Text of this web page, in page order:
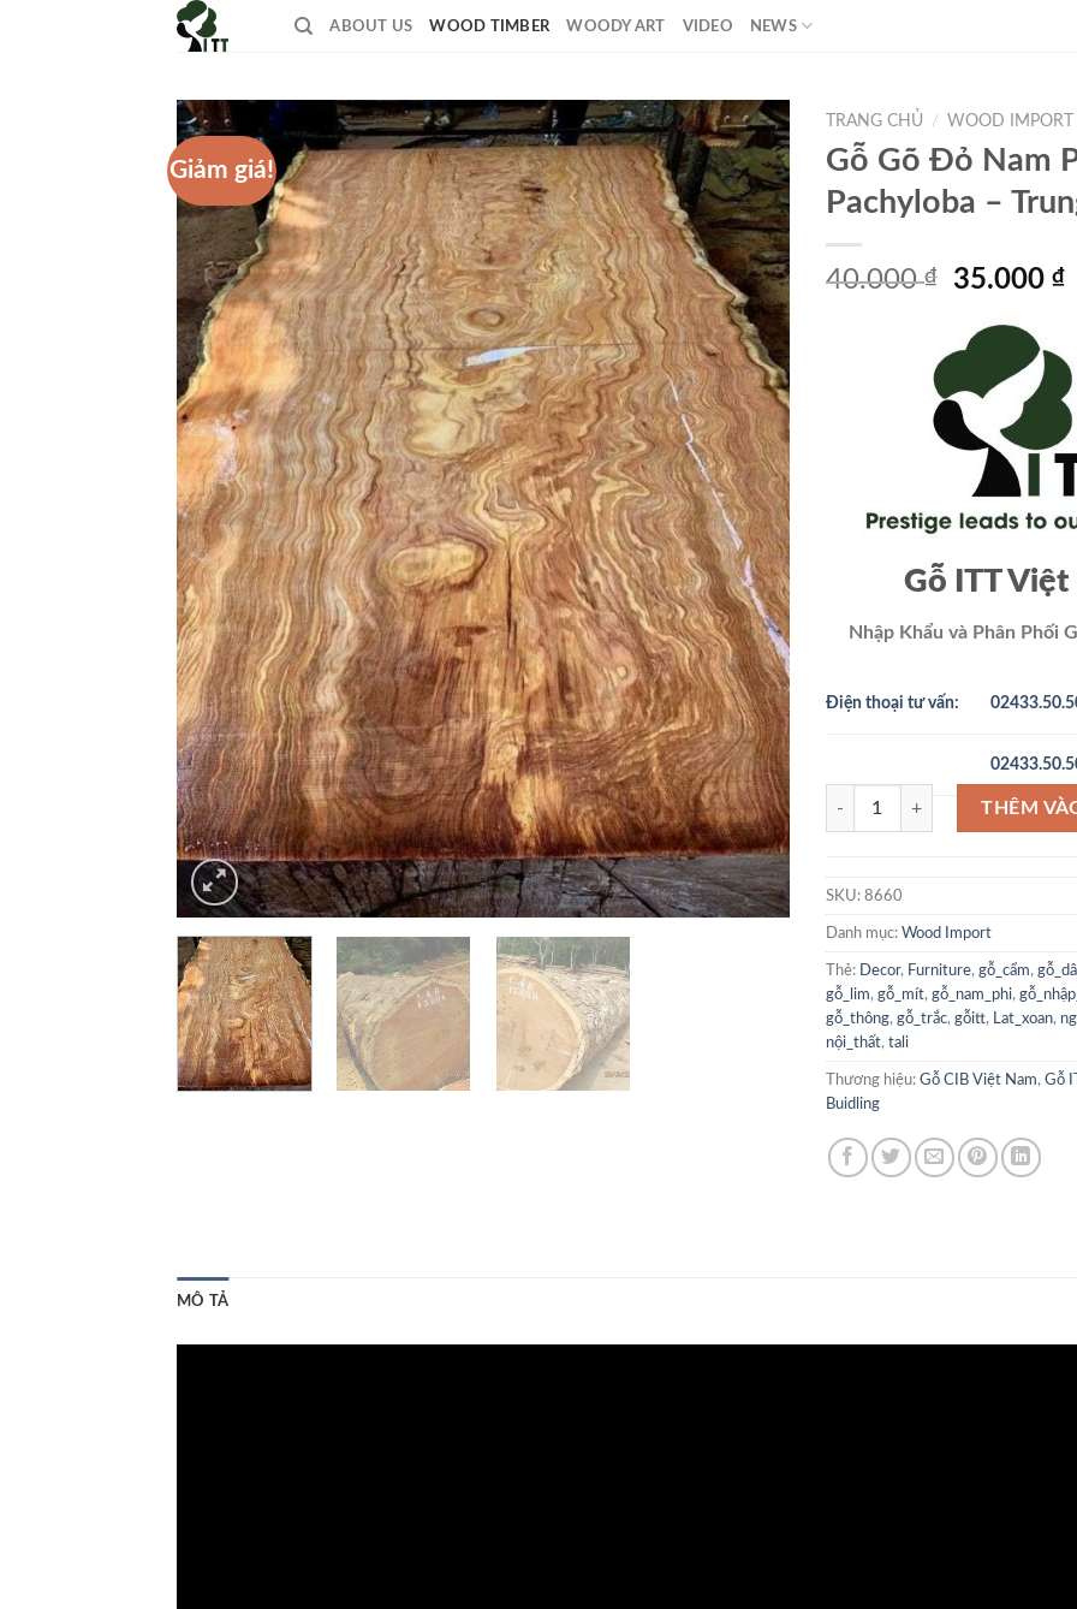
ABOUT US WOOD TIMBER WOODY ART VIDEO NEWS
Giảm giá!
TRANG CHỦ / WOOD IMPORT
Gỗ Gõ Đỏ Nam
Pachyloba –
40.000₫
Giá
là:
40.000 ₫.
35.000₫
Gỗ ITT Việt
Nhập Khẩu và Phân Phối
Điện thoại tư vấn:
Gỗ Gõ Đỏ Nam Phí Pachyloba -
THÊM
SKU: 8660
Danh mục: Wood Import
Thẻ: Decor, Furniture, gỗ_cẩm,
gỗ_lim, gỗ_mít, gỗ_nam_phi,
gỗ_thông, gỗ_trắc, gỗitt, Lat_xoan,
nội_thất, tali
Thương hiệu: Gỗ CIB Việt Nam, Gỗ
Buidling
MÔ TẢ